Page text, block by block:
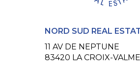
NORD SUD REAL
11 AV DE NEPTUNE
83420 LA CROIX-